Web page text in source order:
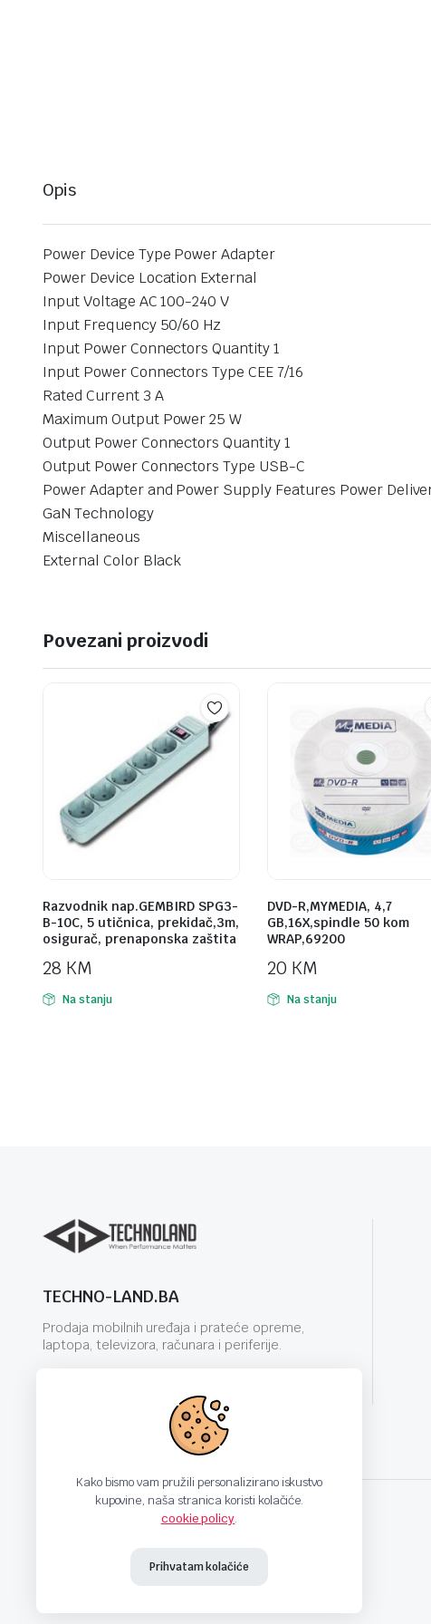
Opis
Power Device Type Power Adapter
Power Device Location External
Input Voltage AC 100-240 V
Input Frequency 50/60 Hz
Input Power Connectors Quantity 1
Input Power Connectors Type CEE 7/16
Rated Current 3 A
Maximum Output Power 25 W
Output Power Connectors Quantity 1
Output Power Connectors Type USB-C
Power Adapter and Power Supply Features Power
GaN Technology
Miscellaneous
External Color Black
Povezani proizvodi
Razvodnik nap.GEMBIRD SPG3-
B-10C, 5 utičnica, prekidač,3m,
osigurač, prenaponska zaštita
28 KM
Na stanju
DVD-R,MYMEDIA, 4,7
GB,16X,spindle 50 kom
WRAP,69200
20 KM
Na stanju
TECHNO-LAND.BA
Prodaja mobilnih uređaja i prateće opreme,
laptopa, televizora, računara i periferije.
Kako bismo vam pružili personalizirano iskustvo
kupovine, naša stranica koristi kolačiće.
cookie policy.
Prihvatam kolačiće